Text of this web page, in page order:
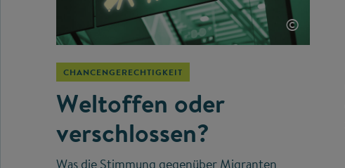
©
CHANCENGERECHTIGKEIT
Weltoffen oder
verschlossen?
Was die Stimmung gegenüber Migranten